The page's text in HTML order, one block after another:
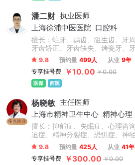
潘二财 执业医师
上海徐浦中医医院
口腔科
擅长：蛀牙、龋齿、阻生齿、牙
牙齿矫正、牙齿缺失、烤瓷牙、
根管治疗等，此外对于前牙美容
复、以及咬合重建的复杂义齿修
矫正、自锁矫正、隐形矫正、牙
牙、美白贴面等技术操作熟练，
9.8 预约量 499人 从业 9年
专享挂号费
￥10.00 ￥0.00
医保 西医
多点执业
杨晓敏 主任医师
上海市精神卫生中心 精神心理
擅长：抑郁症、失眠症、心理咨
迫症、精神分裂症、恐惧症、神
障碍、心理障碍、神经官能症、
自闭症、儿童抽动症、人格障碍
心理咨询、青少年情绪与行为障碍
9.8 预约量 425人 从业 41年
专享挂号费
￥300.00 ￥0.00